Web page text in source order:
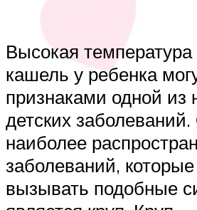
Высокая
кашель у ребенка
признаками одной из
детских
наиболее
заболеваний,
вызывать подобные